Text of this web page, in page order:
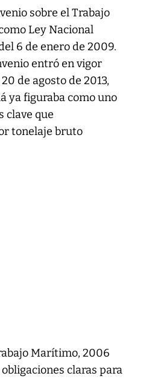
sobre el Trabajo
Ley Nacional
6 de enero de 2009.
entró en vigor
de agosto de 2013,
ya figuraba como uno
clave que
tonelaje bruto
Marítimo, 2006
claras para